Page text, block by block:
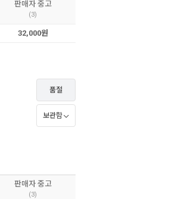
판매자 중고
(3)
32,000원
품절
보관함
판매자 중고
(3)